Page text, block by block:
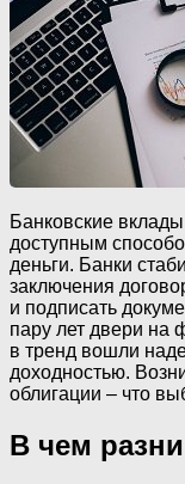
Банковские
доступным
деньги. Банки
заключения
и подписать
пару лет двери
в тренд вошли
доходностью.
облигации – что
В чем